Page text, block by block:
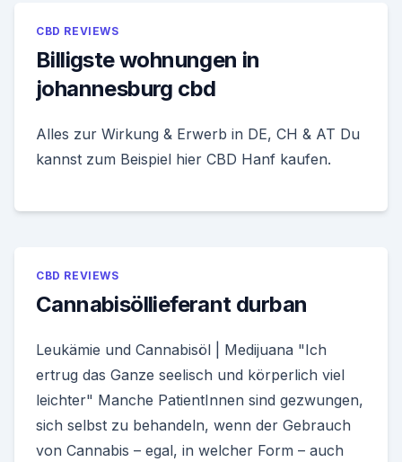
CBD REVIEWS
Billigste wohnungen in
johannesburg cbd
Alles zur Wirkung & Erwerb in DE, CH & AT Du
kannst zum Beispiel hier CBD Hanf kaufen.
CBD REVIEWS
Cannabisöllieferant durban
Leukämie und Cannabisöl | Medijuana "Ich
ertrug das Ganze seelisch und körperlich viel
leichter" Manche PatientInnen sind gezwungen,
sich selbst zu behandeln, wenn der Gebrauch
von Cannabis – egal, in welcher Form – auch